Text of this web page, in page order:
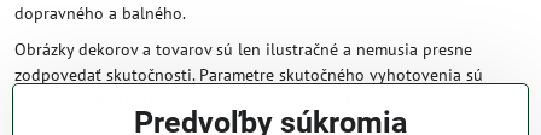
dopravného a balného.
Obrázky dekorov a tovarov sú len ilustračné a nemusia presne
zodpovedať skutočnosti. Parametre skutočného vyhotovenia sú
Predvoľby súkromia